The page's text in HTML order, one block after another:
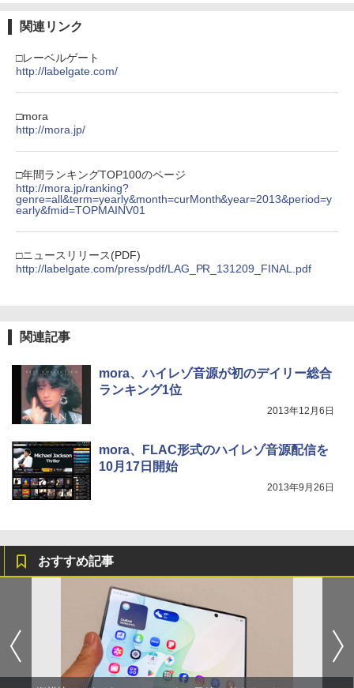
関連リンク
□レーベルゲート
http://labelgate.com/
□mora
http://mora.jp/
□年間ランキングTOP100のページ
http://mora.jp/ranking?
genre=all&term=yearly&month=curMonth&year=2013&period=y
early&fmid=TOPMAINV01
□ニュースリリース(PDF)
http://labelgate.com/press/pdf/LAG_PR_131209_FINAL.pdf
関連記事
mora、ハイレゾ音源が初のデイリー総合
ランキング1位
2013年12月6日
mora、FLAC形式のハイレゾ音源配信を
10月17日開始
2013年9月26日
おすすめ記事